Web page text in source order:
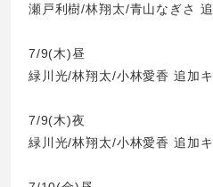
瀬戸利樹/林翔太/青山なぎさ
7/9(木)昼
緑川光/林翔太/小林愛香 追加
7/9(木)夜
緑川光/林翔太/小林愛香 追加